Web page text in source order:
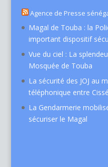
Agence de Presse
Magal de Touba : la
important dispositif
Vue du ciel : La
Mosquée de Touba
La sécurité des JOJ au
téléphonique entre
La Gendarmerie
sécuriser le Magal